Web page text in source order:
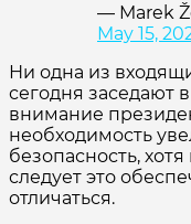
— Marek
May 15,
Ни одна из
сегодня заседают
внимание
необходимость
безопасность,
следует это
отличаться.